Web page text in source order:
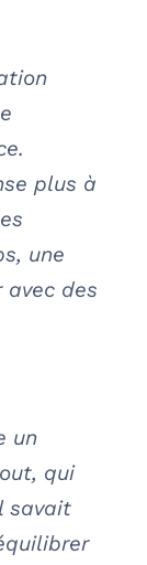
plus à
une
des
un
qui
savait